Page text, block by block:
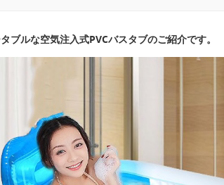
ブルな空気注入式PVCバスタブのご紹介です。